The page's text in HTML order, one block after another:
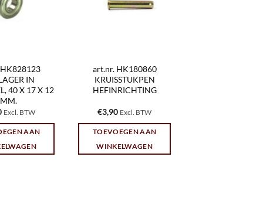
IN
40 X 17 X 12
MM.
Excl. BTW
AAN
art.nr. HK180860
KRUISSTUKPEN
HEFINRICHTING
€3,90 Excl. BTW
TOEVOEGEN AAN
WINKELWAGEN